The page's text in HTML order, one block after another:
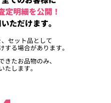
定明細を公開！
ただけます。
セット品として
する場合があります。
きたお品物のみ、
たします。